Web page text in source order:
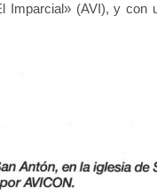
Imparcial» (AVI), y con